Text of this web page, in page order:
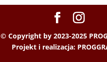
© Copyright by 2023-2025
Projekt i realizacja: